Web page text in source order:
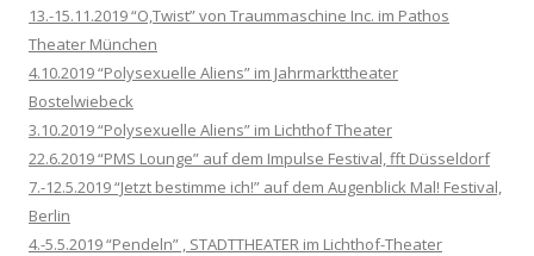
13.-15.11.2019 “O,Twist” von Traummaschine Inc. im Pathos
Theater München
4.10.2019 “Polysexuelle Aliens” im Jahrmarkttheater
Bostelwiebeck
3.10.2019 “Polysexuelle Aliens” im Lichthof Theater
22.6.2019 “PMS Lounge” auf dem Impulse Festival, fft Düsseldorf
7.-12.5.2019 “Jetzt bestimme ich!” auf dem Augenblick Mal! Festival,
Berlin
4.-5.5.2019 “Pendeln” , STADTTHEATER im Lichthof-Theater